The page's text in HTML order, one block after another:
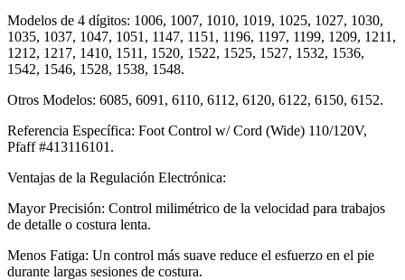
Modelos de 4 dígitos: 1006, 1007, 1010, 1019, 1025, 1027, 1030,
1035, 1037, 1047, 1051, 1147, 1151, 1196, 1197, 1199, 1209, 1211,
1212, 1217, 1410, 1511, 1520, 1522, 1525, 1527, 1532, 1536,
1542, 1546, 1528, 1538, 1548.
Otros Modelos: 6085, 6091, 6110, 6112, 6120, 6122, 6150, 6152.
Referencia Específica: Foot Control w/ Cord (Wide) 110/120V,
Pfaff #413116101.
Ventajas de la Regulación Electrónica:
Mayor Precisión: Control milimétrico de la velocidad para trabajos
de detalle o costura lenta.
Menos Fatiga: Un control más suave reduce el esfuerzo en el pie
durante largas sesiones de costura.